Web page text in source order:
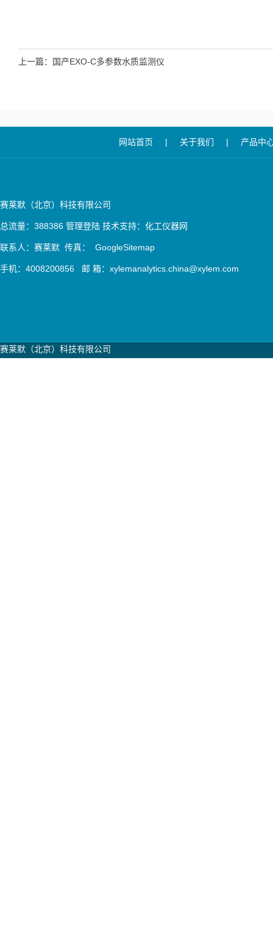
上一篇： 国产EXO-C多参数水质监测仪
网站首页 | 关于我们 | 产品中
赛莱默（北京）科技有限公司
总流量：388386 管理登陆 技术支持： 化工仪器网
联系人：赛莱默 传真： GoogleSitemap
手机：4008200856 邮 箱：xylemanalytics.china@xylem.com
赛莱默（北京）科技有限公司